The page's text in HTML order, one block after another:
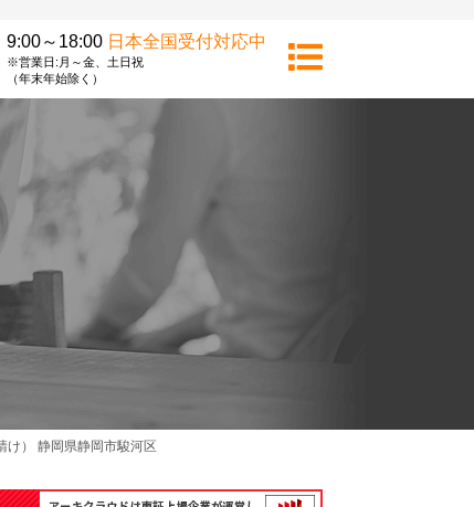
9:00～18:00 日本全国受付対応中
※営業日:月～金、土日祝
（年末年始除く）
け） 静岡県静岡市駿河区